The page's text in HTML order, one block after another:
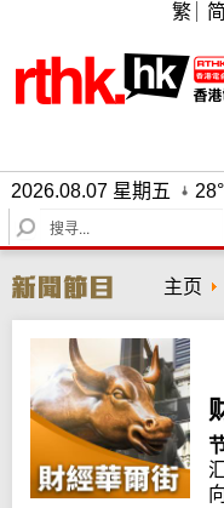
繁 简
2026.08.07 星期五
S
e
r
c
h
主页